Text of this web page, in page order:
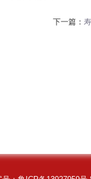
下一篇：